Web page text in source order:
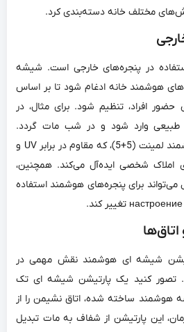
مختلف خانه دسته‌بندی کرد.
استفاده در پنجره‌های خارجی است. شیشه
هوشمند خانه ادغام شود تا بر اساس
افراد، تنظیم شود. برای مثال، در
وارد شود و در شب مات گردد.
تتراگلس با ارائه شیشه هوشمند لمینت (5+5)، که مقاوم در برابر UV و
املاک شخصی ایده‌آل می‌کند. همچنین،
ترنزپرنت 10 میل می‌تواند برای پنجره‌های هوشمند استفاده
شیشه ای هوشمند نقش مهمی در
تصور کنید یک پارتیشن شیشه ای تک
هوشمند ساخته شده، اتاق نشیمن را از
این پارتیشن از شفاف به مات تبدیل